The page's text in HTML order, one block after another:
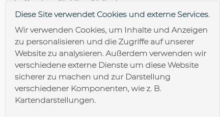
Brantner Stahlbau/Hallenbau
Brantner Oberflächentechnik
Diese Site verwendet Cookies und externe Services.
Wir verwenden Cookies, um Inhalte und Anzeigen
zu personalisieren und die Zugriffe auf unserer
Website zu analysieren. Außerdem verwenden wir
verschiedene externe Dienste um diese Website
sicherer zu machen und zur Darstellung
verschiedener Komponenten, wie z. B.
Kartendarstellungen.